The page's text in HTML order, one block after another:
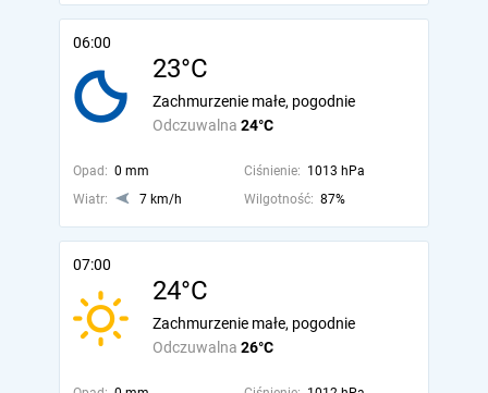
06:00
23°C
Odczuwalna 24°C
Zachmurzenie małe, pogodnie
Opad: 0 mm Ciśnienie: 1013 hPa
Wiatr:
7 km/h Wilgotność: 87%
07:00
24°C
Odczuwalna 26°C
Zachmurzenie małe, pogodnie